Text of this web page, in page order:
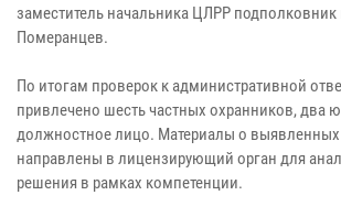
заместитель начальника ЦЛРР
Померанцев.
По итогам проверок к административной
привлечено шесть частных охранников, два
должностное лицо. Материалы о
направлены в лицензирующий орган для
решения в рамках компетенции.